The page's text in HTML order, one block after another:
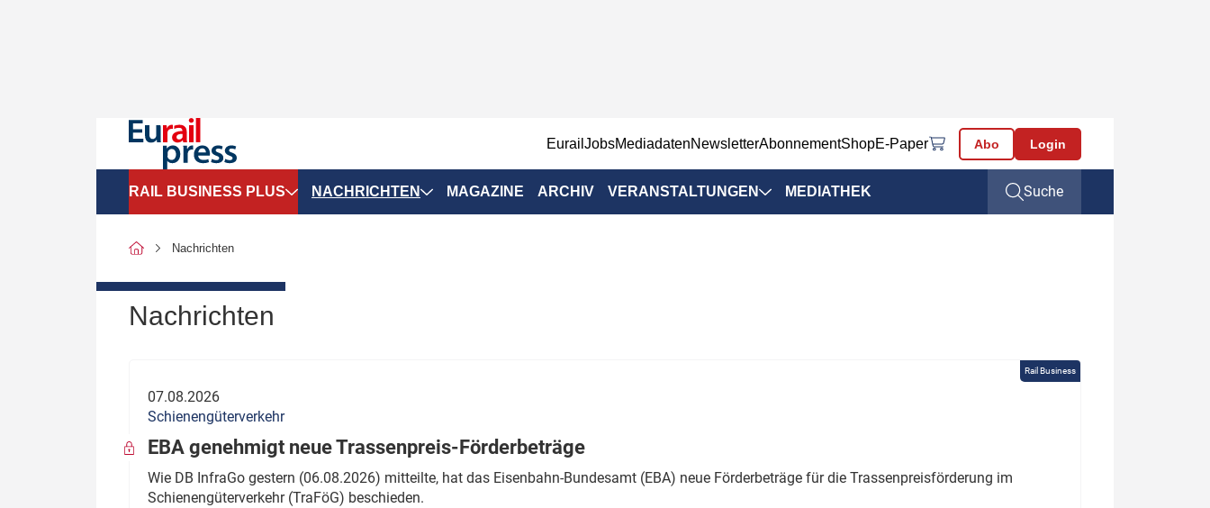
EurailJobsMediadatenNewsletterAbonnementShopE-Paper Abo Login
RAIL BUSINESS PLUS
SPNV-Marktdaten
Politik
Verbände: Wer spricht für
wen?
NACHRICHTEN
Infrastruktur & Ausrüstung
ÖPNV
MAGAZINE ARCHIV VERANSTALTUNGEN MEDIATHEK Suche
Nachrichten
Nachrichten
Rail Business
07.08.2026
Schienengüterverkehr
EBA genehmigt neue Trassenpreis-Förderbeträge
Wie DB InfraGo gestern (06.08.2026) mitteilte, hat das Eisenbahn-Bundesamt (EBA) neue Förderbeträge für die Trassenpreisförderung im
Schienengüterverkehr (TraFöG) beschieden.